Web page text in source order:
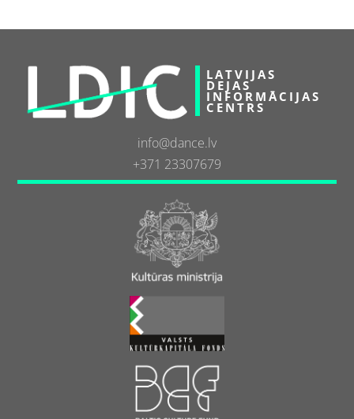
LATVIJAS
DEJAS
INFORMĀCIJAS
CENTRS
info@dance.lv
+371 23307679